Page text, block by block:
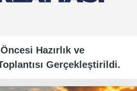
Hazırlık ve
Gerçekleştirildi.